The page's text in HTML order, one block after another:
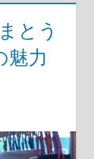
とう
魅力